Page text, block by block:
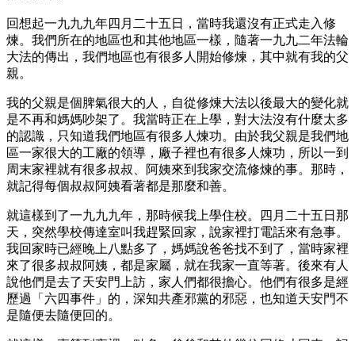
回想起一九九九年四月二十五日，當時我還沒有正式走入修
煉。我們所在的地區也和其他地區一樣，隨著一九九二年法輪
大法的傳出，我們地區也有很多人開始修煉，其中就有我的父
親。
我的父親是個脾氣很大的人，自從修煉大法以後最大的變化就
是不再和媽媽吵架了。我當時正在上學，對大法沒有什麼太多
的認識，只知道我們地區有很多人煉功。由於我父親是我們地
區一家很大的工廠的領導，廠子裡也有很多人煉功，所以一到
周末家裡就有很多叔叔、阿姨來到我家交流修煉的事。那時，
就記得每個叔叔阿姨看著都是那麼和善。
就這樣到了一九九九年，那時候我上學住校。四月二十五日那
天，突然學校傳達室叫我趕緊回家，說家裡打電話來有急事。
我回家時已經晚上八點多了，媽媽說爸爸找不到了，當時家裡
來了很多叔叔阿姨，都是家屬，就在我家一直等著。後來有人
說他們是去了天安門上訪，家人們都很擔心。他們有很多是經
歷過「六四事件」的，深知共產邪黨的邪惡，也知道天安門不
是隨便去隨便回的。